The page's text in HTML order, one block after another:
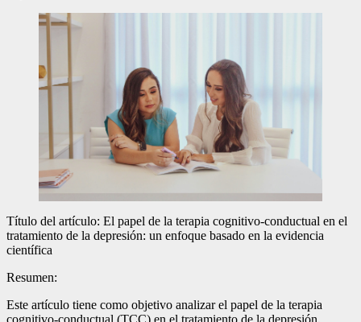
Título del artículo: El papel de la terapia cognitivo-conductual en el
tratamiento de la depresión: un enfoque basado en la evidencia
científica
Resumen:
Este artículo tiene como objetivo analizar el papel de la terapia